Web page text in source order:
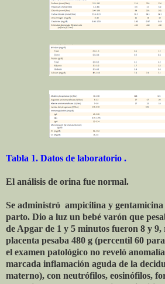
Tabla 1. Datos de laboratorio .
El análisis de orina fue normal.
Se administró ampicilina y gentamicina
parto. Dio a luz un bebé varón que
de Apgar de 1 y 5 minutos fueron 8 y 9,
placenta pesaba 480 g (percentil 60
el examen patológico no reveló
marcada inflamación aguda de la
materno), con neutrófilos, eosinófilos,